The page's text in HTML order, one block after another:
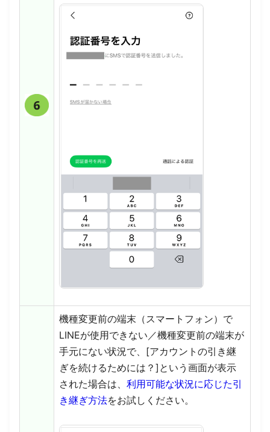
機種変更前の端末（スマートフォン）で
LINEが使用できない／機種変更前の端末が
手元にない状況で、[アカウントの引き継
ぎを続けるためには？]という画面が表示
された場合は、 利用可能な状況に応じた引
き継ぎ方法をお試しください。